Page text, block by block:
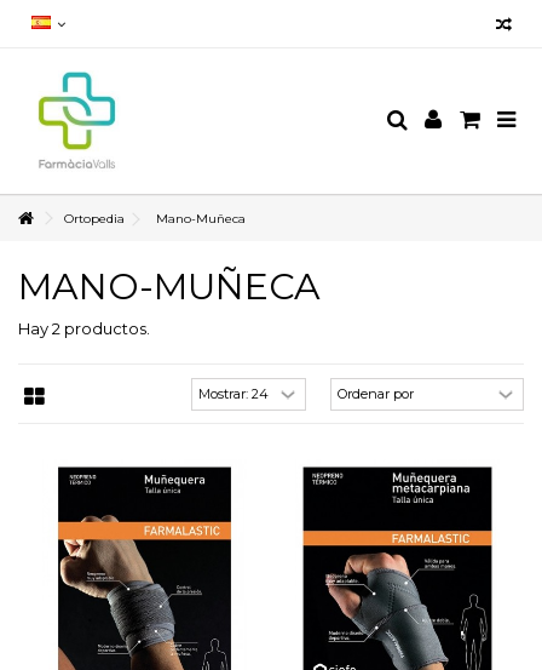
Ortopedia Mano-Muñeca
MANO-MUÑECA
Hay 2 productos.